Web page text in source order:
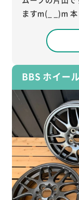
ますm(_ _)m
BBS ホイー